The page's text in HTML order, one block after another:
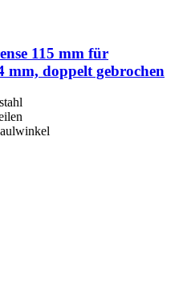
115 mm für
mm, doppelt gebrochen